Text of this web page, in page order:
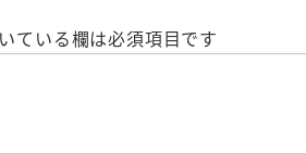
ている欄は必須項目です